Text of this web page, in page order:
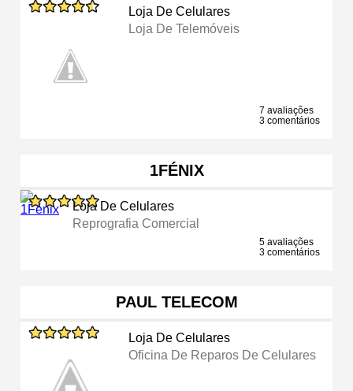
Loja De Celulares
Loja De Telemóveis
7 avaliações
3 comentários
1FÉNIX
Loja De Celulares
Reprografia Comercial
5 avaliações
3 comentários
PAUL TELECOM
Loja De Celulares
Oficina De Reparos De Celulares